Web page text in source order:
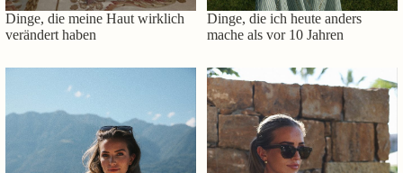
Dinge, die meine Haut wirklich
verändert haben
Dinge, die ich heute anders
mache als vor 10 Jahren